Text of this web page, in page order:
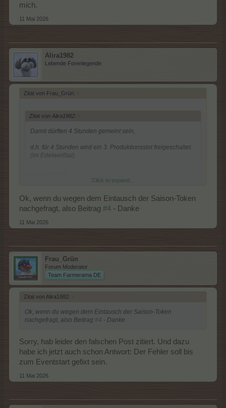
mich.
11 Mai 2026
Alira1982
Lebende Forenlegende
Zitat von Frau_Grün: ↑
Zitat von Alira1982:
Damit dürften 4 Stunden gemeint sein,
d.h. für 4 Stunden wird ein 3. Produktionsslot freigeschaltet.
(im Edelweißtal)
da habe ich nachgefragt. Wenn Antwort da ist, melde ich mich.
Click to expand...
Ok, wenn du wegen dem Eintausch der Saison-Token
nachgefragt, also Beitrag #4 - Danke
11 Mai 2026
Frau_Grün
Forum Moderator
Team Farmerama DE
Zitat von Alira1982: ↑
Ok, wenn du wegen dem Eintausch der Saison-Token
nachgefragt, also Beitrag #4 - Danke
Sorry, hab leider den falschen Post zitiert. Und dazu
habe ich jetzt auch schon Antwort: Der Fehler soll bis
zum Eventstart gefixt sein.
11 Mai 2026